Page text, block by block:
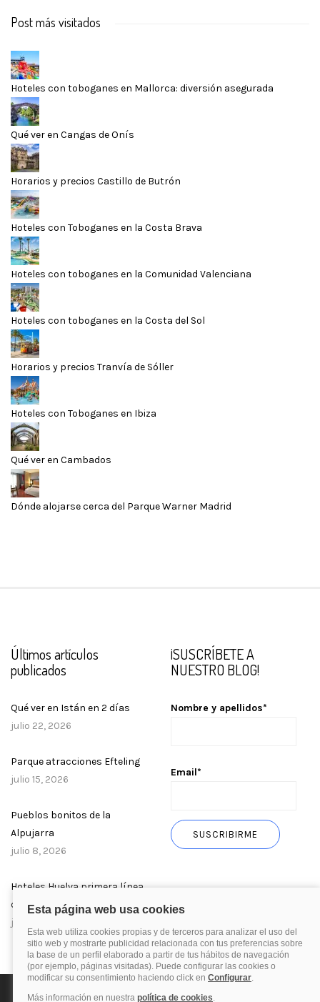
Post más visitados
Hoteles con toboganes en Mallorca: diversión asegurada
Qué ver en Cangas de Onís
Horarios y precios Castillo de Butrón
Hoteles con Toboganes en la Costa Brava
Hoteles con toboganes en la Comunidad Valenciana
Hoteles con toboganes en la Costa del Sol
Horarios y precios Tranvía de Sóller
Hoteles con Toboganes en Ibiza
Qué ver en Cambados
Dónde alojarse cerca del Parque Warner Madrid
Últimos artículos
publicados
Qué ver en Istán en 2 días
julio 22, 2026
Parque atracciones Efteling
julio 15, 2026
Pueblos bonitos de la
Alpujarra
julio 8, 2026
Hoteles Huelva primera línea
de playa
julio 1, 2026
¡SUSCRÍBETE A
NUESTRO BLOG!
Nombre y apellidos*
Email*